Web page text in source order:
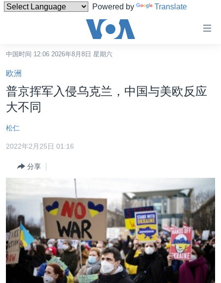
Powered by Translate
碍
链
接
内
容
到
导
跳
到
检
索
中国
最新国际新闻
欧洲
非洲
美洲
全球议题
分类新闻
人权·法律·宗教
科教·文娱·体健
军事
劳工
热点专题
白宫要闻
国会报道
美中关系
美国建国250周年
VOA视频
VOA今日焦点
中文广播
中国时间 12:06 2026年8月8日 星期六
欧洲
普京挥军入侵乌克兰，中国与美欧反应
大不同
松仁
2022年2月25日 01:16
分享